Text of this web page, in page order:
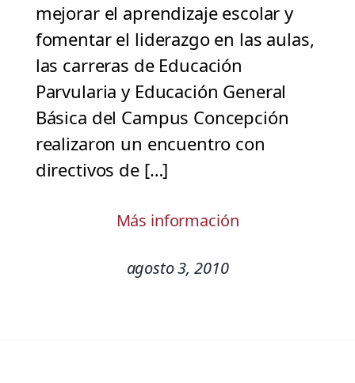
mejorar el aprendizaje escolar y
fomentar el liderazgo en las aulas,
las carreras de Educación
Parvularia y Educación General
Básica del Campus Concepción
realizaron un encuentro con
directivos de […]
Más información
agosto 3, 2010